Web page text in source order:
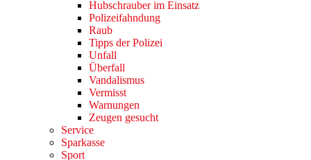
Hubschrauber im Einsatz
Polizeifahndung
Raub
Tipps der Polizei
Unfall
Überfall
Vandalismus
Vermisst
Warnungen
Zeugen gesucht
Service
Sparkasse
Sport